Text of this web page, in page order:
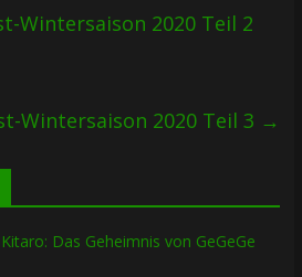
Wintersaison 2020 Teil 2
Wintersaison 2020 Teil 3 →
Das Geheimnis von GeGeGe